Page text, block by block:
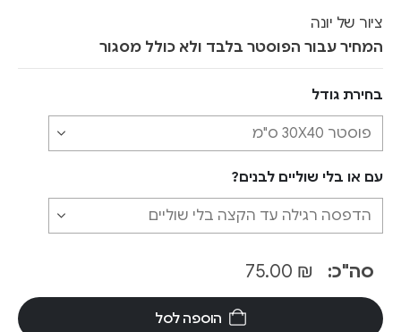
ציור של יונה
המחיר עבור הפוסטר בלבד ולא כולל מסגור
בחירת גודל
עם או בלי שוליים לבנים?
סה"כ: ₪
הוספה לסל